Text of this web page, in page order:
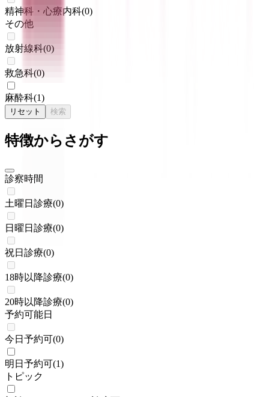
精神科・心療内科(0)
その他
放射線科(0)
救急科(0)
麻酔科(1)
リセット 検索
特徴からさがす
診察時間
土曜日診療(0)
日曜日診療(0)
祝日診療(0)
18時以降診療(0)
20時以降診療(0)
予約可能日
今日予約可(0)
明日予約可(1)
トピック